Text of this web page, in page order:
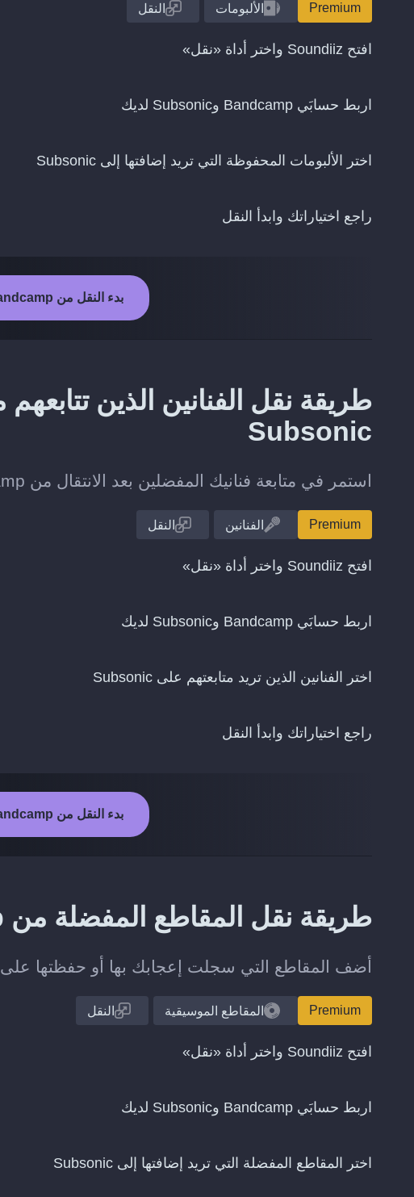
Premium الألبومات النقل
افتح Soundiiz واختر أداة «نقل»
اربط حسابَي Bandcamp وSubsonic لديك
اختر الألبومات المحفوظة التي تريد إضافتها إلى Subsonic
راجع اختياراتك وابدأ النقل
بدء النقل من Bandcamp إلى Subsonic
Subsonic
استمر في متابعة فنانيك المفضلين بعد الانتقال من Bandcamp إلى Subsonic.
Premium الفنانين النقل
افتح Soundiiz واختر أداة «نقل»
اربط حسابَي Bandcamp وSubsonic لديك
اختر الفنانين الذين تريد متابعتهم على Subsonic
راجع اختياراتك وابدأ النقل
بدء النقل من Bandcamp إلى Subsonic
طريقة نقل المقاطع المفضلة من Bandcamp إلى Subsonic
أضف المقاطع التي سجلت إعجابك بها أو حفظتها على Bandcamp إلى مكتبتك على Subsonic.
Premium المقاطع الموسيقية النقل
افتح Soundiiz واختر أداة «نقل»
اربط حسابَي Bandcamp وSubsonic لديك
اختر المقاطع المفضلة التي تريد إضافتها إلى Subsonic